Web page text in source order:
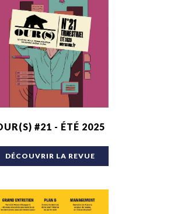
#21 - ÉTÉ 2025
DÉCOUVRIR LA REVUE